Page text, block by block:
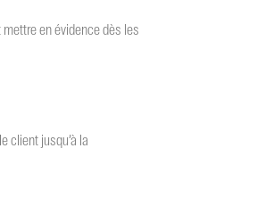
mettre en évidence dès les
client jusqu’à la